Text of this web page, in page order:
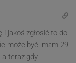
i jakoś zgłosić to do
może być, mam 29
a teraz gdy